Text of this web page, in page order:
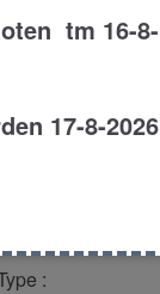
:
:
tm 16-8-
17-8-2026